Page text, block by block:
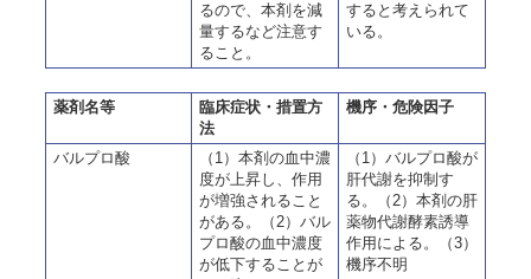
るので、本剤を減
量するなど注意す
ること。
すると考えられて
いる。
薬剤名等
臨床症状・措置方
法
機序・危険因子
バルプロ酸
（1）本剤の血中濃
度が上昇し、作用
が増強されること
がある。（2）バル
プロ酸の血中濃度
が低下することが
（1）バルプロ酸が
肝代謝を抑制す
る。（2）本剤の肝
薬物代謝酵素誘導
作用による。（3）
機序不明